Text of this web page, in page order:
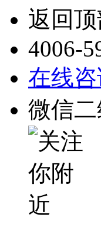
返回
4006-
在线咨
微信